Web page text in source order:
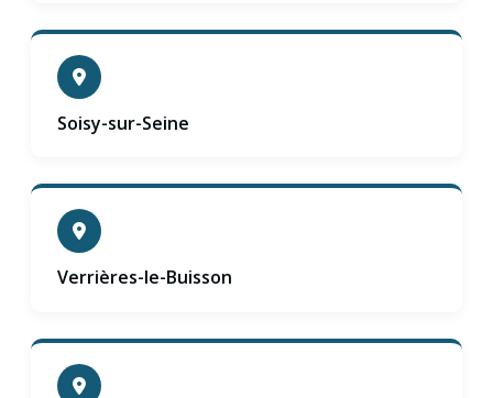
Soisy-sur-Seine
Verrières-le-Buisson